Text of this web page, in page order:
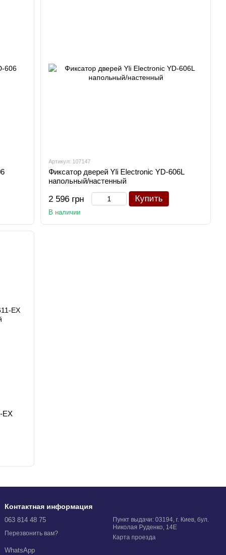
Артикул: 107147
Фиксатор дверей Yli Electronic YD-606L
напольный/настенный
2 596 грн Купить
В наличии
EX
Контактная информация
063 814 48 75
Перезвонить вам?
WhatsApp
Пункт выдачи: 03194, г. Киев, бул.
Николая Руденко, 14Е
Карта проезда